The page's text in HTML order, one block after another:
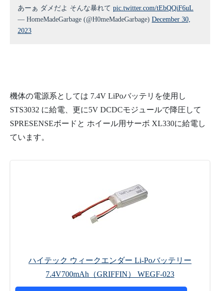
あーぁ ダメだよ そんな暴れて pic.twitter.com/tEbQQiF6uL
— HomeMadeGarbage (@H0meMadeGarbage) December 30,
2023
機体の電源系としては 7.4V LiPoバッテリを使用し
STS3032 に給電、更に5V DCDCモジュールで降圧して
SPRESENSEボードと ホイール用サーボ XL330に給電し
ています。
ハイテック ウィークエンダー Li-Poバッテリー
7.4V700mAh（GRIFFIN） WEGF-023